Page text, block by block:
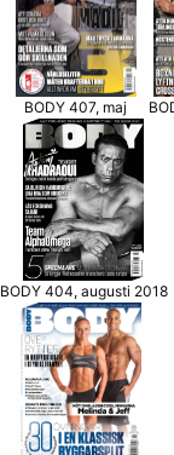
BODY 407, maj
BODY 404, augusti 2018